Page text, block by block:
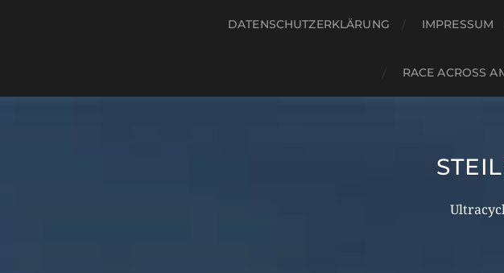
DATENSCHUTZERKLÄRUNG IMPRESSUM
RACE ACROSS